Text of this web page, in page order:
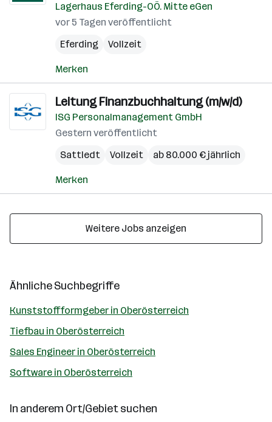
Lagerhaus Eferding-OÖ. Mitte eGen
vor 5 Tagen veröffentlicht
Eferding
Vollzeit
Merken
Leitung Finanzbuchhaltung (m/w/d)
ISG Personalmanagement GmbH
Gestern veröffentlicht
Sattledt
Vollzeit ab 80.000 € jährlich
Merken
Weitere Jobs anzeigen
Ähnliche Suchbegriffe
Kunststoffformgeber in Oberösterreich
Tiefbau in Oberösterreich
Sales Engineer in Oberösterreich
Software in Oberösterreich
In anderem Ort/Gebiet suchen